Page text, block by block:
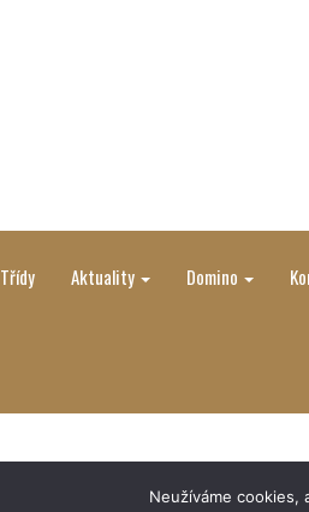
Třídy Aktuality Domino
Neužíváme cookies,